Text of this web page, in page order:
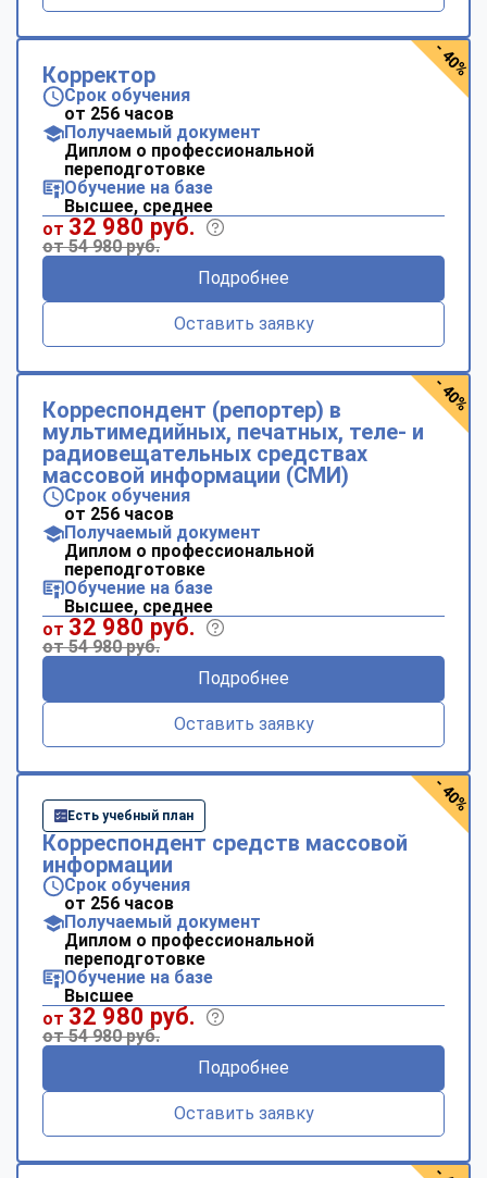
Корректор
Срок обучения
от 256 часов
Получаемый документ
Диплом о профессиональной
переподготовке
Обучение на базе
Высшее, среднее
от 32 980 руб.
от 54 980 руб.
Подробнее
Оставить заявку
- 40%
Корреспондент (репортер) в
мультимедийных, печатных, теле- и
радиовещательных средствах
массовой информации (СМИ)
Срок обучения
от 256 часов
Получаемый документ
Диплом о профессиональной
переподготовке
Обучение на базе
Высшее, среднее
от 32 980 руб.
от 54 980 руб.
Подробнее
Оставить заявку
- 40%
Есть учебный план
Корреспондент средств массовой
информации
Срок обучения
от 256 часов
Получаемый документ
Диплом о профессиональной
переподготовке
Обучение на базе
Высшее
от 32 980 руб.
от 54 980 руб.
Подробнее
Оставить заявку
- 40%